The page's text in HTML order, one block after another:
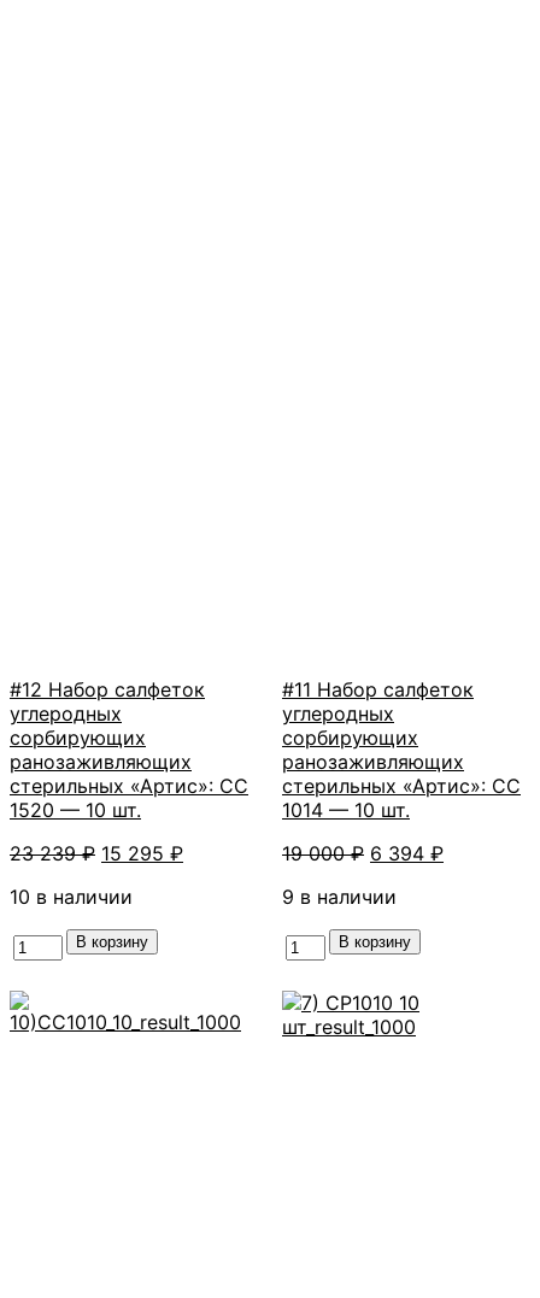
#12 Набор салфеток
углеродных
сорбирующих
ранозаживляющих
стерильных «Артис»: СС
1520 — 10 шт.
23 239₽ Первоначальная
составляла
23
239 ₽.
15 295 ₽Текущая
10 в наличии
Количество
товара
#12
Набор
В корзину
#11 Набор салфеток
углеродных
сорбирующих
ранозаживляющих
стерильных «Артис»: СС
1014 — 10 шт.
19 000₽ Первоначальная
составляла
19
000 ₽.
6 394 ₽Текущая
9 в наличии
Количество
товара
#11
Набор
салфеток
В корзину